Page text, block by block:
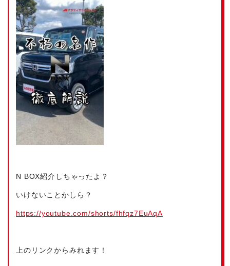
N BOX紹介しちゃったよ？
いけないことかしら？
https://youtube.com/shorts/fhfqz7EuAqA
上のリンクからみれます！